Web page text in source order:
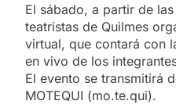
El sábado, a partir de
teatristas de Quilmes
virtual, que contará con
en vivo de los
El evento se transmitirá
MOTEQUI (mo.te.qui).